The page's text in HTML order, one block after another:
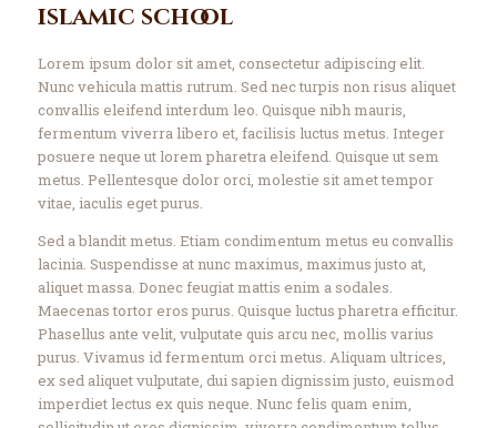
islamic school
Lorem ipsum dolor sit amet, consectetur adipiscing elit.
Nunc vehicula mattis rutrum. Sed nec turpis non risus aliquet
convallis eleifend interdum leo. Quisque nibh mauris,
fermentum viverra libero et, facilisis luctus metus. Integer
posuere neque ut lorem pharetra eleifend. Quisque ut sem
metus. Pellentesque dolor orci, molestie sit amet tempor
vitae, iaculis eget purus.
Sed a blandit metus. Etiam condimentum metus eu convallis
lacinia. Suspendisse at nunc maximus, maximus justo at,
aliquet massa. Donec feugiat mattis enim a sodales.
Maecenas tortor eros purus. Quisque luctus pharetra efficitur.
Phasellus ante velit, vulputate quis arcu nec, mollis varius
purus. Vivamus id fermentum orci metus. Aliquam ultrices,
ex sed aliquet vulputate, dui sapien dignissim justo, euismod
imperdiet lectus ex quis neque. Nunc felis quam enim,